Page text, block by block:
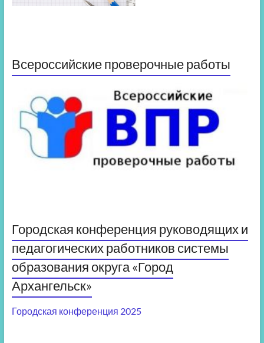
Всероссийские проверочные работы
Городская конференция руководящих и
педагогических работников системы
образования округа «Город
Архангельск»
Городская конференция 2025